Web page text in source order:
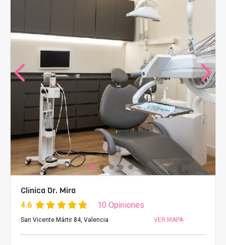
Clínica Dr. Mira
4.6 10 Opiniones
San Vicente Mártir 84, Valencia VER MAPA